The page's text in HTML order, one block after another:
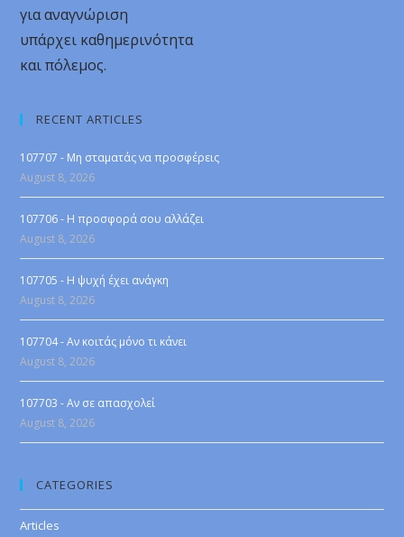
για αναγνώριση
υπάρχει καθημερινότητα
και πόλεμος.
RECENT ARTICLES
107707 - Μη σταματάς να προσφέρεις
August 8, 2026
107706 - Η προσφορά σου αλλάζει
August 8, 2026
107705 - Η ψυχή έχει ανάγκη
August 8, 2026
107704 - Αν κοιτάς μόνο τι κάνει
August 8, 2026
107703 - Αν σε απασχολεί
August 8, 2026
CATEGORIES
Articles